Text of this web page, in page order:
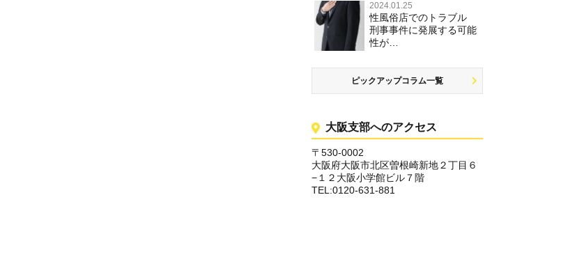
2024.01.25
性風俗店でのトラブル
刑事事件に発展する可能
性が…
ピックアップコラム一覧
大阪支部へのアクセス
〒530-0002
大阪府大阪市北区曽根崎新地２丁目６
−１２大阪小学館ビル７階
TEL:0120-631-881